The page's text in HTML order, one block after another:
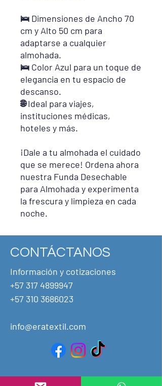
🛌 Dimensiones de Ancho 70
cm y Alto 50 cm para
adaptarse a cualquier
almohada.
🛌 Color Azul para un toque de
elegancia en tu espacio de
descanso.
🌐 Ideal para viajes,
instituciones médicas,
hoteles y más.
¡Dale a tu almohada el cuidado
que se merece! Ordena ahora
nuestra Funda Desechable
para Almohada y experimenta
la frescura y limpieza en cada
noche.
CONTÁCTANOS
Información y cotizaciones
+57 317 4899947
+57 310 3686023
info@eratextil.com